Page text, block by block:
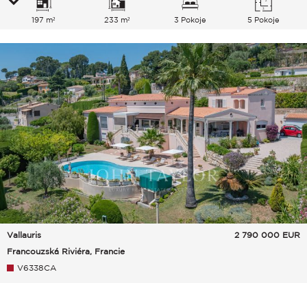
197 m² 233 m² 3 Pokoje 5 Pokoje
Vallauris
Francouzská Riviéra, Francie
2 790 000 EUR
V6338CA